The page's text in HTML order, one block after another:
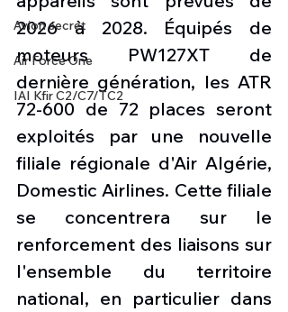
Avion secret
Air Force One
IAI Kfir C2/C7/TC2
2026 à 2028. Équipés de
moteurs PW127XT de
dernière génération, les ATR
72-600 de 72 places seront
exploités par une nouvelle
filiale régionale d'Air Algérie,
Domestic Airlines. Cette filiale
se concentrera sur le
renforcement des liaisons sur
l'ensemble du territoire
national, en particulier dans